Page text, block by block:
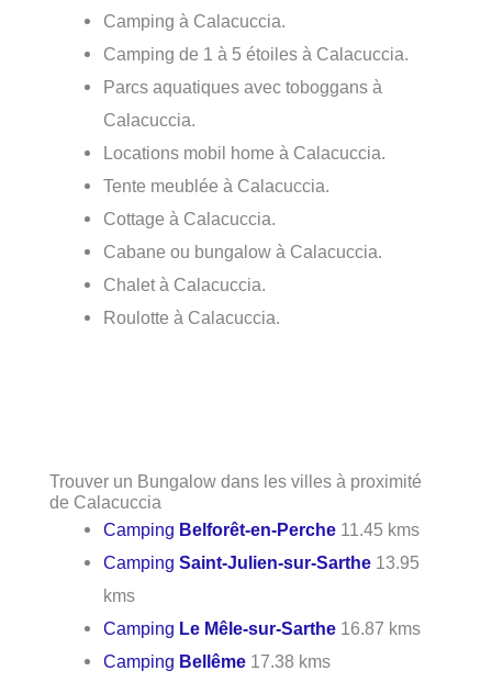
Camping à Calacuccia.
Camping de 1 à 5 étoiles à Calacuccia.
Parcs aquatiques avec toboggans à
Calacuccia.
Locations mobil home à Calacuccia.
Tente meublée à Calacuccia.
Cottage à Calacuccia.
Cabane ou bungalow à Calacuccia.
Chalet à Calacuccia.
Roulotte à Calacuccia.
Trouver un Bungalow dans les villes à proximité
de Calacuccia
Camping Belforêt-en-Perche 11.45 kms
CampingSaint-Julien-sur-Sarthe 13.95
kms
Camping Le Mêle-sur-Sarthe 16.87 kms
Camping Bellême 17.38 kms